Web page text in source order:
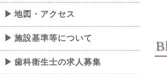
地図・アクセス
施設基準等について
歯科衛生士の求人募集